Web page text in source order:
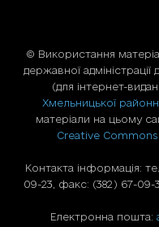
© Використання
державної
(для iнтернет-
Хмельницької
матеріали на цьому
Creative
Контакта інформація:
09-23, факс: (382) 67-09-
Електронна пошта: